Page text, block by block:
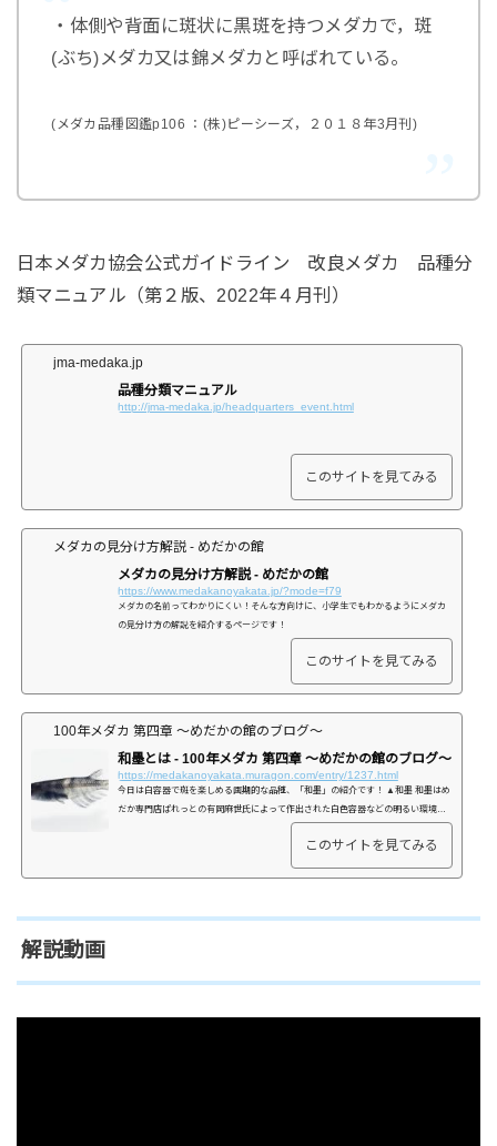
・体側や背面に斑状に黒斑を持つメダカで，斑
(ぶち)メダカ又は錦メダカと呼ばれている。
(メダカ品種図鑑p106 ：(株)ピーシーズ，２０１８年3月刊)
日本メダカ協会公式ガイドライン 改良メダカ 品種分
類マニュアル（第２版、2022年４月刊）
jma-medaka.jp
品種分類マニュアル
http://jma-medaka.jp/headquarters_event.html
このサイトを見てみる
メダカの見分け方解説 - めだかの館
メダカの見分け方解説 - めだかの館
https://www.medakanoyakata.jp/?mode=f79
メダカの名前ってわかりにくい！そんな方向けに、小学生でもわかるようにメダカ
の見分け方の解説を紹介するページです！
このサイトを見てみる
100年メダカ 第四章 〜めだかの館のブログ〜
和墨とは - 100年メダカ 第四章 〜めだかの館のブログ〜
https://medakanoyakata.muragon.com/entry/1237.html
今日は白容器で斑を楽しめる画期的な品種、「和墨」の紹介です！ ▲和墨 和墨はめ
だか専門店ぱれっとの有岡麻世氏によって作出された白色容器などの明るい環境で
も斑が薄くならない特徴の品種です！ オロチヒカリ体型と女雛の交配から作出され
ており、オロチの背地反応しない特徴が遺伝してい...このサイトを見てみる
解説動画